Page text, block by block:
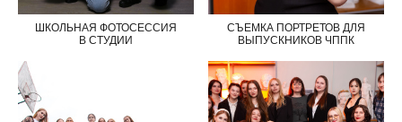
ШКОЛЬНАЯ ФОТОСЕССИЯ
В СТУДИИ
СЪЕМКА ПОРТРЕТОВ ДЛЯ
ВЫПУСКНИКОВ ЧППК